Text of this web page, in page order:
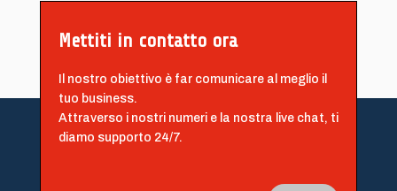
Mettiti in contatto ora
Il nostro obiettivo è far comunicare al meglio il
tuo business.
Attraverso i nostri numeri e la nostra live chat, ti
diamo supporto 24/7.